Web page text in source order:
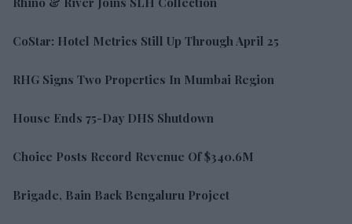
CoStar: Hotel Metrics Still Up Through April 25
RHG Signs Two Properties In Mumbai Region
House Ends 75-Day DHS Shutdown
Choice Posts Record Revenue Of $340.6M
Brigade, Bain Back Bengaluru Project